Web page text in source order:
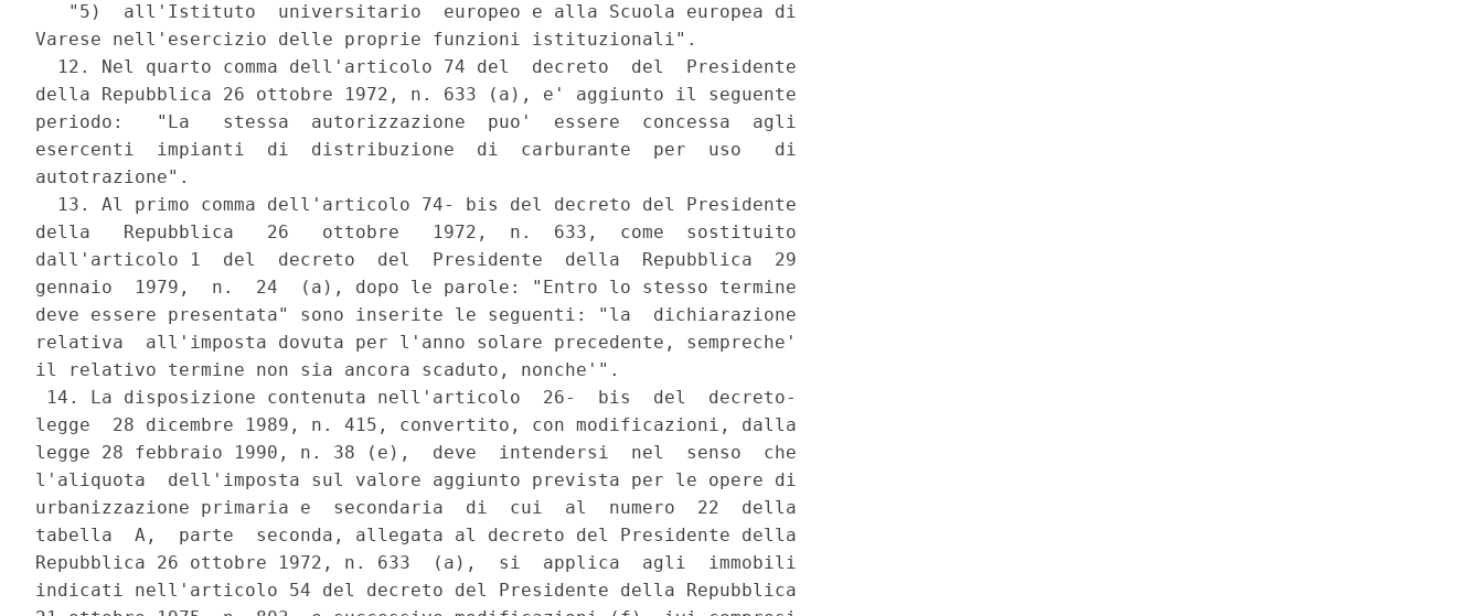
   "5)  all'Istituto  universitario  europeo e alla Scuola europea di
Varese nell'esercizio delle proprie funzioni istituzionali".
  12. Nel quarto comma dell'articolo 74 del  decreto  del  Presidente
della Repubblica 26 ottobre 1972, n. 633 (a), e' aggiunto il seguente
periodo:   "La   stessa  autorizzazione  puo'  essere  concessa  agli
esercenti  impianti  di  distribuzione  di  carburante  per  uso   di
autotrazione".
  13. Al primo comma dell'articolo 74- bis del decreto del Presidente
della   Repubblica   26   ottobre   1972,  n.  633,  come  sostituito
dall'articolo 1  del  decreto  del  Presidente  della  Repubblica  29
gennaio  1979,  n.  24  (a), dopo le parole: "Entro lo stesso termine
deve essere presentata" sono inserite le seguenti: "la  dichiarazione
relativa  all'imposta dovuta per l'anno solare precedente, sempreche'
il relativo termine non sia ancora scaduto, nonche'".
14. La disposizione contenuta nell'articolo  26-  bis  del  decreto-
legge  28 dicembre 1989, n. 415, convertito, con modificazioni, dalla
legge 28 febbraio 1990, n. 38 (e),  deve  intendersi  nel  senso  che
l'aliquota  dell'imposta sul valore aggiunto prevista per le opere di
urbanizzazione primaria e  secondaria  di  cui  al  numero  22  della
tabella  A,  parte  seconda, allegata al decreto del Presidente della
Repubblica 26 ottobre 1972, n. 633  (a),  si  applica  agli  immobili
indicati nell'articolo 54 del decreto del Presidente della Repubblica